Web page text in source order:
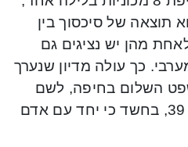
תוצאה של סיכסוך בין
מהן יש נציגים גם
כך עולה מדיון שנערך
השלום בחיפה, לשם
הובא תושב שייח דנון, בן 39, בחשד כי יחד עם אדם